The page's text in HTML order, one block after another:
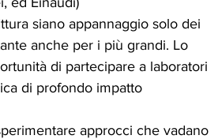
siano appannaggio solo dei
anche per i più grandi. Lo
di partecipare a laboratori
di profondo impatto
approcci che vadano